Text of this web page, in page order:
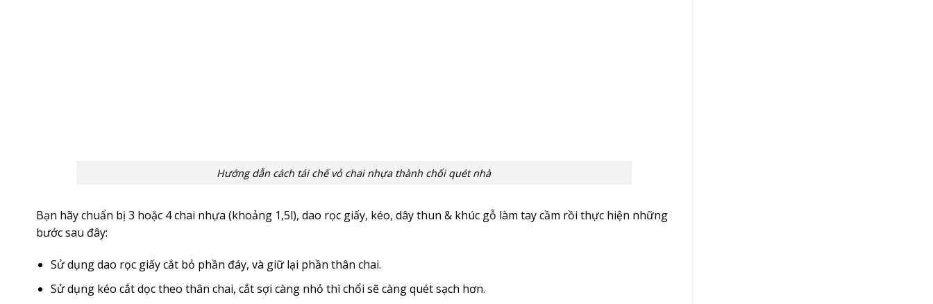
Hướng dẫn cách tái chế vỏ chai nhựa thành chổi quét nhà
Bạn hãy chuẩn bị 3 hoặc 4 chai nhựa (khoảng 1,5l), dao rọc giấy, kéo, dây thun & khúc gỗ làm tay cầm rồi thực hiện những
bước sau đây:
Sử dụng dao rọc giấy cắt bỏ phần đáy, và giữ lại phần thân chai.
Sử dụng kéo cắt dọc theo thân chai, cắt sợi càng nhỏ thì chổi sẽ càng quét sạch hơn.